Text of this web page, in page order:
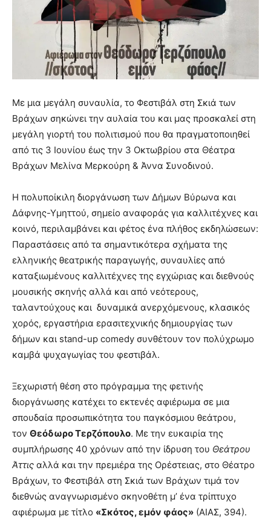
teaches
meaning
pain.
hd
porn
Με μια μεγάλη συναυλία, το Φεστιβάλ στη Σκιά των
Βράχων σηκώνει την αυλαία του και μας προσκαλεί στη
μεγάλη γιορτή του πολιτισμού που θα πραγματοποιηθεί
από τις 3 Ιουνίου έως την 3 Οκτωβρίου στα Θέατρα
Βράχων Μελίνα Μερκούρη & Άννα Συνοδινού.
Η πολυποίκιλη διοργάνωση των Δήμων Βύρωνα και
Δάφνης-Υμηττού, σημείο αναφοράς για καλλιτέχνες και
κοινό, περιλαμβάνει και φέτος ένα πλήθος εκδηλώσεων:
Παραστάσεις από τα σημαντικότερα σχήματα της
ελληνικής θεατρικής παραγωγής, συναυλίες από
καταξιωμένους καλλιτέχνες της εγχώριας και διεθνούς
μουσικής σκηνής αλλά και από νεότερους,
ταλαντούχους και δυναμικά ανερχόμενους, κλασικός
χορός, εργαστήρια ερασιτεχνικής δημιουργίας των
δήμων και stand-up comedy συνθέτουν τον πολύχρωμο
καμβά ψυχαγωγίας του φεστιβάλ.
Ξεχωριστή θέση στο πρόγραμμα της φετινής
διοργάνωσης κατέχει το εκτενές αφιέρωμα σε μια
σπουδαία προσωπικότητα του παγκόσμιου θεάτρου,
τον Θεόδωρο Τερζόπουλο. Με την ευκαιρία της
συμπλήρωσης 40 χρόνων από την ίδρυση του Θεάτρου
Άττις αλλά και την πρεμιέρα της Ορέστειας, στο Θέατρο
Βράχων, το Φεστιβάλ στη Σκιά των Βράχων τιμά τον
διεθνώς αναγνωρισμένο σκηνοθέτη μ’ ένα τρίπτυχο
αφιέρωμα με τίτλο «Σκότος, εμόν φάος» (ΑΙΑΣ, 394).